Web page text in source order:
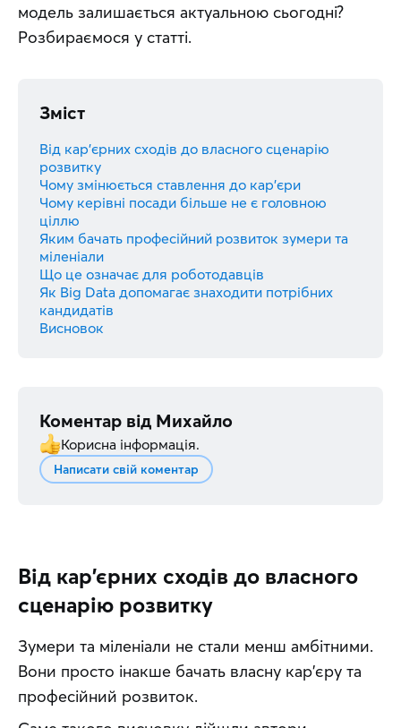
модель залишається актуальною сьогодні?
Розбираємося у статті.
Зміст
Від кар'єрних сходів до власного сценарію
розвитку
Чому змінюється ставлення до кар'єри
Чому керівні посади більше не є головною
ціллю
Яким бачать професійний розвиток зумери та
міленіали
Що це означає для роботодавців
Як Big Data допомагає знаходити потрібних
кандидатів
Висновок
Коментар від Михайло
Корисна інформація.
Написати свій коментар
Від кар'єрних сходів до власного
сценарію розвитку
Зумери та міленіали не стали менш амбітними.
Вони просто інакше бачать власну кар'єру та
професійний розвиток.